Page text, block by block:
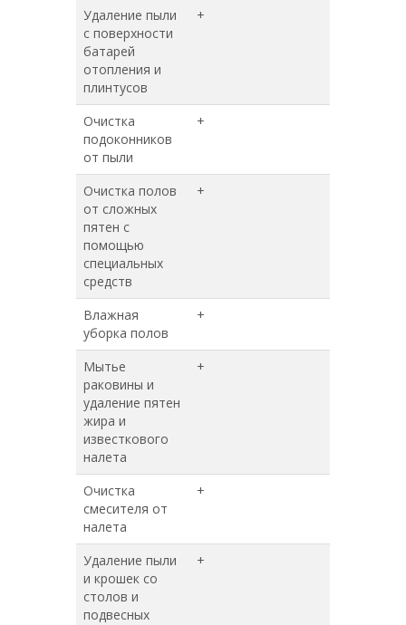
Удаление пыли
с поверхности
батарей
отопления и
плинтусов
+
Очистка
подоконников
от пыли
+
Очистка полов
от сложных
пятен с
помощью
специальных
средств
+
Влажная
уборка полов
+
Мытье
раковины и
удаление пятен
жира и
известкового
налета
+
Очистка
смесителя от
налета
+
Удаление пыли
и крошек со
столов и
подвесных
+